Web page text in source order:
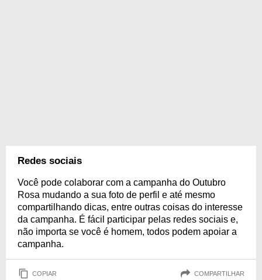
Redes sociais
Você pode colaborar com a campanha do Outubro
Rosa mudando a sua foto de perfil e até mesmo
compartilhando dicas, entre outras coisas do interesse
da campanha. É fácil participar pelas redes sociais e,
não importa se você é homem, todos podem apoiar a
campanha.
COPIAR COMPARTILHAR